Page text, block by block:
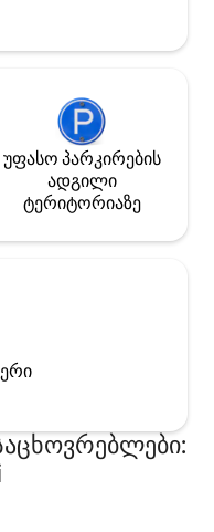
უფასო პარკირების
ადგილი
ტერიტორიაზე